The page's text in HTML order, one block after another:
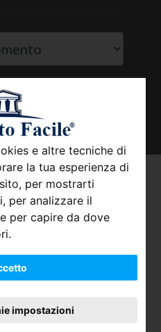
e altre tecniche di
la tua esperienza di
per mostrarti
per analizzare il
per capire da dove
impostazioni
AVVOCATO
ambiente:
scorre un fiume che
Alpi. Lungo il
da quando